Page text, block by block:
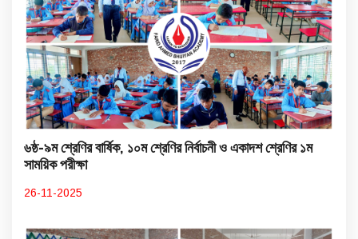
৬ষ্ঠ-৯ম শ্রেণির বার্ষিক, ১০ম শ্রেণির নির্বাচনী ও একাদশ শ্রেণির ১ম
সাময়িক পরীক্ষা
26-11-2025